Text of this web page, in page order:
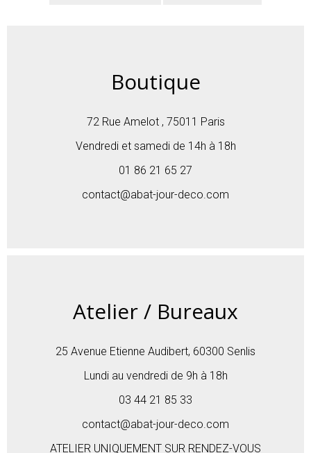
Boutique
72 Rue Amelot , 75011 Paris
Vendredi et samedi de 14h à 18h
01 86 21 65 27
contact@abat-jour-deco.com
Atelier / Bureaux
25 Avenue Etienne Audibert, 60300 Senlis
Lundi au vendredi de 9h à 18h
03 44 21 85 33
contact@abat-jour-deco.com
ATELIER UNIQUEMENT SUR RENDEZ-VOUS